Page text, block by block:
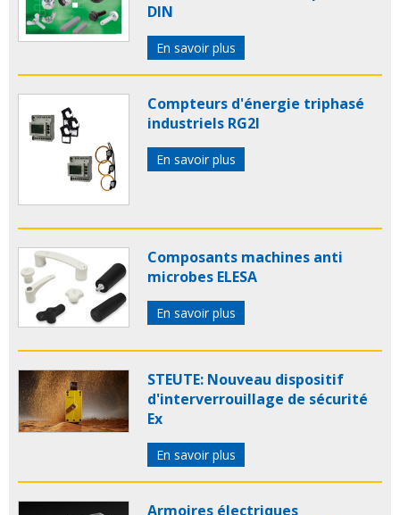
DIN
En savoir plus
Compteurs d'énergie triphasé
industriels RG2I
En savoir plus
Composants machines anti
microbes ELESA
En savoir plus
STEUTE: Nouveau dispositif
d'interverrouillage de sécurité
Ex
En savoir plus
Armoires électriques